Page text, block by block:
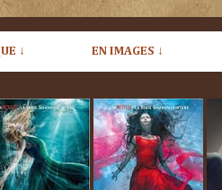
↓ EN IMAGES ↓